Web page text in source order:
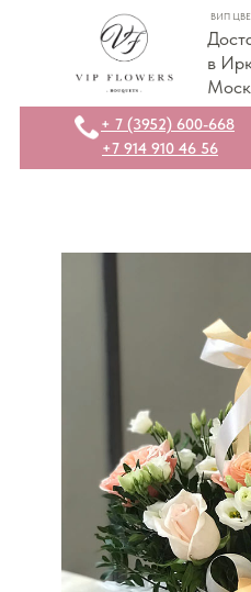
в
ВИП
+7 914 910 46 56
+ 7 (3952) 600-668